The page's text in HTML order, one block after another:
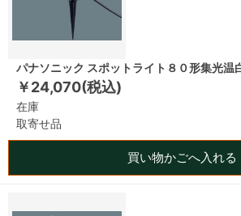
パナソニック スポットライト８０形集光
￥24,070(税込)
在庫
取寄せ品
買い物かごへ入れる